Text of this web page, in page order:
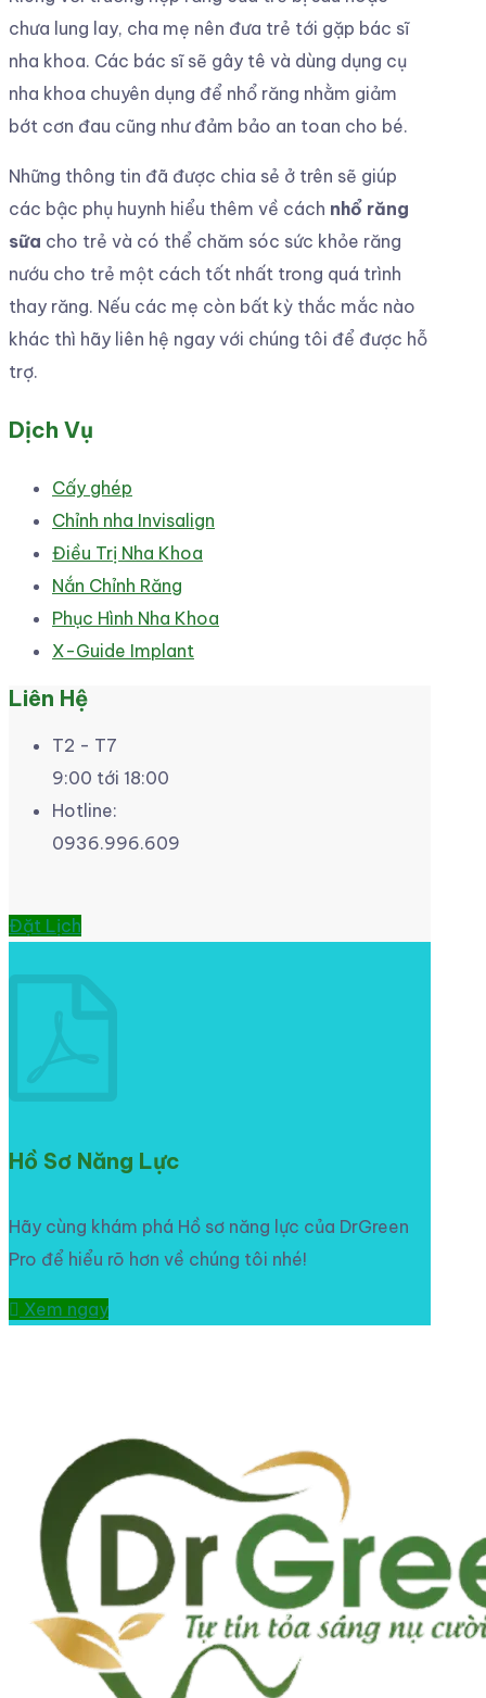
chưa lung lay, cha mẹ nên đưa trẻ tới gặp bác sĩ
nha khoa. Các bác sĩ sẽ gây tê và dùng dụng cụ
nha khoa chuyên dụng để nhổ răng nhằm giảm
bớt cơn đau cũng như đảm bảo an toan cho bé.
Những thông tin đã được chia sẻ ở trên sẽ giúp
các bậc phụ huynh hiểu thêm về cách nhổ răng
sữa cho trẻ và có thể chăm sóc sức khỏe răng
nướu cho trẻ một cách tốt nhất trong quá trình
thay răng. Nếu các mẹ còn bất kỳ thắc mắc nào
khác thì hãy liên hệ ngay với chúng tôi để được hỗ
trợ.
Dịch Vụ
Cấy ghép
Chỉnh nha Invisalign
Điều Trị Nha Khoa
Nắn Chỉnh Răng
Phục Hình Nha Khoa
X-Guide Implant
Liên Hệ
T2 - T7
9:00 tới 18:00
Hotline:
0936.996.609
Đặt Lịch
Hồ Sơ Năng Lực
Hãy cùng khám phá Hồ sơ năng lực của DrGreen
Pro để hiểu rõ hơn về chúng tôi nhé!
Xem ngay